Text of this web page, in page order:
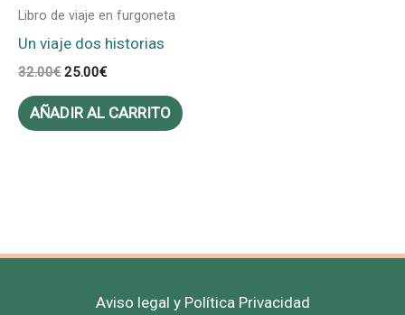
Libro de viaje en furgoneta
Un viaje dos historias
32.00€ 25.00€
AÑADIR AL CARRITO
Aviso legal y Política Privacidad